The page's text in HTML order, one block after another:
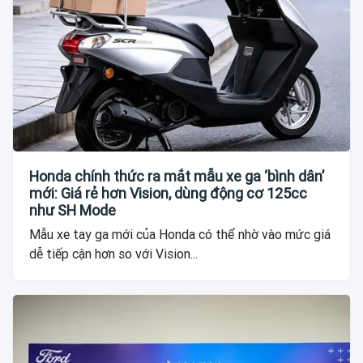
Honda chính thức ra mắt mẫu xe ga ‘bình dân’
mới: Giá rẻ hơn Vision, dùng động cơ 125cc
như SH Mode
Mẫu xe tay ga mới của Honda có thể nhờ vào mức giá
dễ tiếp cận hơn so với Vision...